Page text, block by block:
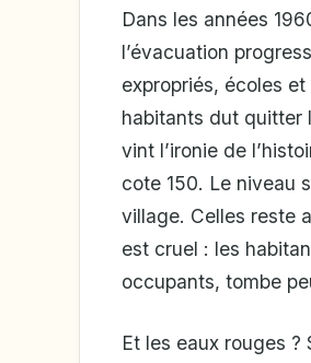
Dans les années
l’évacuation
expropriés, écoles
habitants dut quitter
vint l’ironie de
cote 150. Le niveau
village. Celles reste
est cruel : les
occupants, tombe
Et les eaux rouges